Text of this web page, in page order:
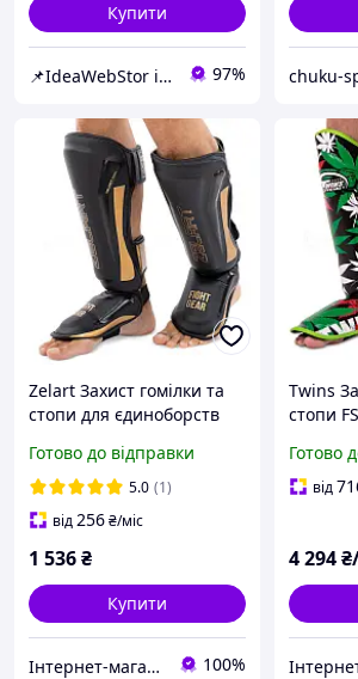
Купити
📌IdeaWebStor інтернет-магазин товарів для спорту 97%
Zelart Захист гомілки та
стопи для єдиноборств
Готово до відправки
5.0 (1)
від256₴/міс
1 536₴
Купити
Інтернет-магазин LuckyBird 100%
Twins
стопи
Готово
від
4 294